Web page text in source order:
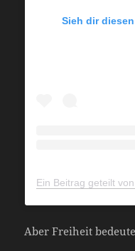
Sieh dir
Aber Freiheit